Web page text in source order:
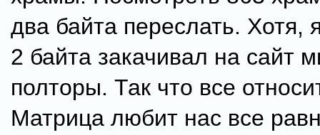
два байта переслать. Хотя,
2 байта закачивал на сайт
полторы. Так что все
Матрица любит нас все